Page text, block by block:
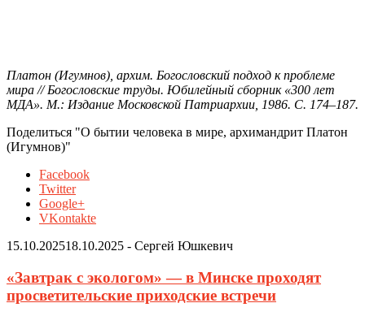
Платон (Игумнов), архим. Богословский подход к проблеме
мира // Богословские труды. Юбилейный сборник «300 лет
МДА». М.: Издание Московской Патриархии, 1986. С. 174–187.
Поделиться "О бытии человека в мире, архимандрит Платон
(Игумнов)"
Facebook
Twitter
Google+
VKontakte
15.10.202518.10.2025 - Сергей Юшкевич
«Завтрак с экологом» — в Минске проходят
просветительские приходские встречи